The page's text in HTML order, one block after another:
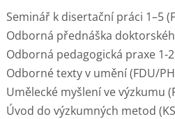
Seminář k disertační práci 1–5
Odborná přednáška
Odborná pedagogická praxe 1-2
Odborné texty v umění (FDU/
Umělecké myšlení ve výzkumu
Úvod do výzkumných metod